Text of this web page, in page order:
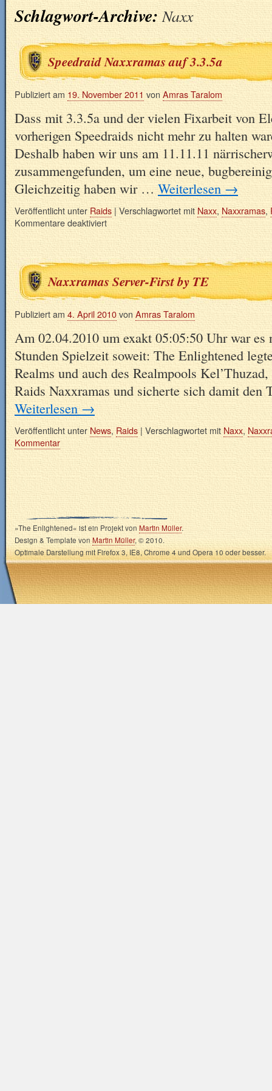
Schlagwort-Archive:Naxx
Speedraid Naxxramas auf 3.3.5a
Publiziert am 19. November 2011 vonAmras Taralom
Dass mit 3.3.5a und der vielen Fixarbeit von
vorherigen Speedraids nicht mehr zu halten
Deshalb haben wir uns am 11.11.11
zusammengefunden, um eine neue,
Gleichzeitig haben wir …Weiterlesen →
Veröffentlicht unterRaids | Verschlagwortet mit Naxx,Naxxramas,
Kommentare deaktiviert
Naxxramas Server-First by TE
Publiziert am 4. April 2010von Amras Taralom
Am 02.04.2010 um exakt 05:05:50 Uhr war es
Stunden Spielzeit soweit: The Enlightened
Realms und auch des Realmpools
Raids Naxxramas und sicherte sich damit
Weiterlesen→
Veröffentlicht unter News, Raids |Verschlagwortet mit Naxx,
Kommentar
»The Enlightened« ist ein Projekt vonMartin Müller.
Design & Template vonMartin Müller, © 2010.
Optimale Darstellung mit Firefox 3, IE8, Chrome 4 und Opera 10 oder besser.